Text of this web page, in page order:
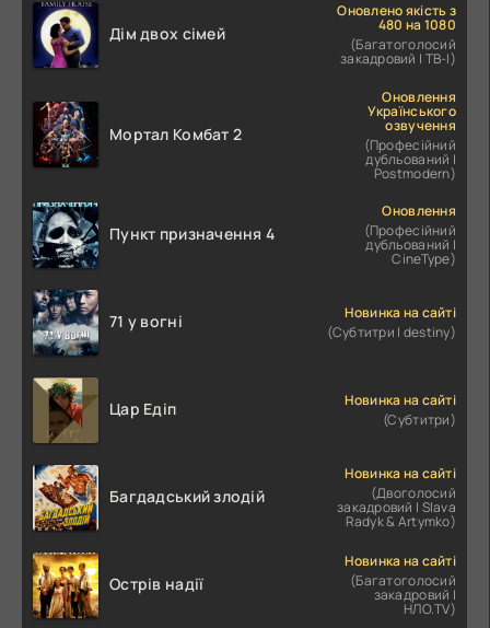
Дім двох сімей
Оновлено якість з
480 на 1080
(Багатоголосий
закадровий | ТВ-І)
Мортал Комбат 2
Оновлення
Українського
озвучення
(Професійний
дубльований |
Postmodern)
Пункт призначення 4
Оновлення
(Професійний
дубльований |
CineType)
71 у вогні
Новинка на сайті
(Субтитри | destiny)
Цар Едіп
Новинка на сайті
(Субтитри)
Багдадський злодій
Новинка на сайті
(Двоголосий
закадровий | Slava
Radyk & Artymko)
Острів надії
Новинка на сайті
(Багатоголосий
закадровий |
НЛО.TV)